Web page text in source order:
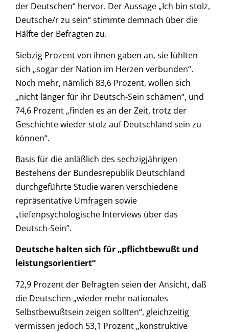
der Deutschen“ hervor. Der Aussage „Ich bin stolz,
Deutsche/r zu sein“ stimmte demnach über die
Hälfte der Befragten zu.
Siebzig Prozent von ihnen gaben an, sie fühlten
sich „sogar der Nation im Herzen verbunden“.
Noch mehr, nämlich 83,6 Prozent, wollen sich
„nicht länger für ihr Deutsch-Sein schämen“, und
74,6 Prozent „finden es an der Zeit, trotz der
Geschichte wieder stolz auf Deutschland sein zu
können“.
Basis für die anläßlich des sechzigjährigen
Bestehens der Bundesrepublik Deutschland
durchgeführte Studie waren verschiedene
repräsentative Umfragen sowie
„tiefenpsychologische Interviews über das
Deutsch-Sein“.
Deutsche halten sich für „pflichtbewußt und
leistungsorientiert“
72,9 Prozent der Befragten seien der Ansicht, daß
die Deutschen „wieder mehr nationales
Selbstbewußtsein zeigen sollten“, gleichzeitig
vermissen jedoch 53,1 Prozent „konstruktive